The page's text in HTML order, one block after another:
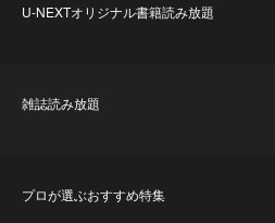
U-NEXTオリジナル書籍読み放題
雑誌読み放題
プロが選ぶおすすめ特集